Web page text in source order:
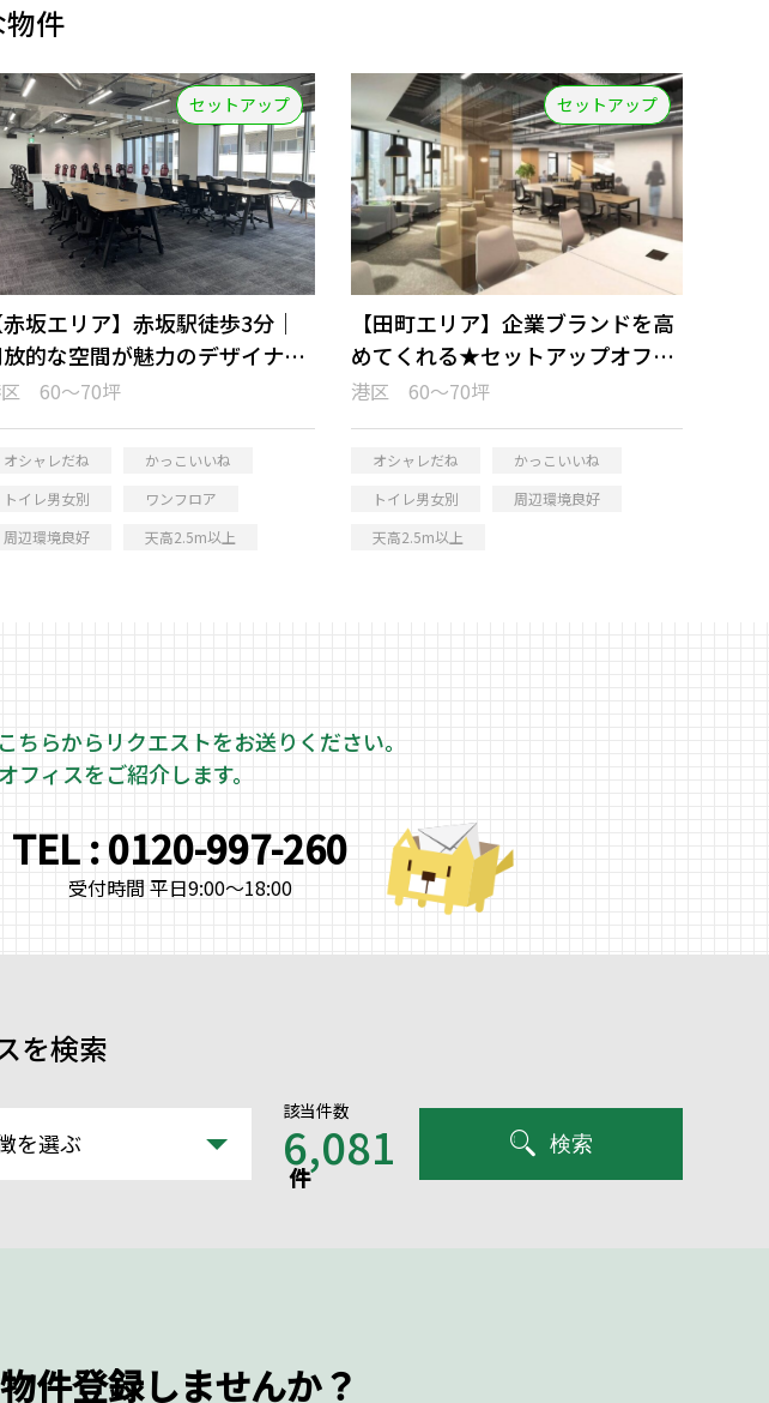
件
セットアップ
赤坂エリア】赤坂駅徒歩3分｜
的な空間が魅力のデザイナー
ットアップオフィス
60～70坪
オシャレだね
かっこいいね
トイレ男女別
ワンフロア
周辺環境良好
天高2.5m以上
セットアップ
【田町エリア】企業ブランドを高
めてくれる★セットアップオフィ
ス
港区 60～70坪
オシャレだね
かっこいいね
トイレ男女別
周辺環境良好
天高2.5m以上
ちらから リクエストをお送りください。
ィスをご紹介します。
TEL : 0120-997-260
受付時間 平日9:00～18:00
を検索
を選ぶ
該当件数
6,081
件
検索
件登録しませんか？